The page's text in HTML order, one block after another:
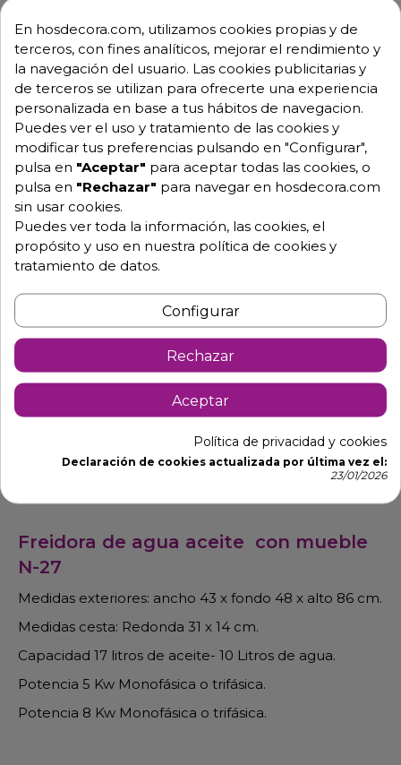
Envío GRATUITO a partir de 500 € (IVA excl.)
Equipo de expertos a tu servicio.
Garantía mínima de 1 año.
Pago 100% seguro.
Consulta tus dudas con nosotros.
976 25 59 91
info@hosdecora.com
Hablemos
Pide tu presupuesto
Freidora de agua aceite con mueble
N-27
Medidas exteriores: ancho 43 x fondo 48 x alto 86 cm.
Medidas cesta: Redonda 31 x 14 cm.
Capacidad 17 litros de aceite- 10 Litros de agua.
Potencia 5 Kw Monofásica o trifásica.
Potencia 8 Kw Monofásica o trifásica.
En hosdecora.com, utilizamos cookies propias y de
terceros, con fines analíticos, mejorar el rendimiento y
la navegación del usuario. Las cookies publicitarias y
de terceros se utilizan para ofrecerte una experiencia
personalizada en base a tus hábitos de navegacion.
Puedes ver el uso y tratamiento de las cookies y
modificar tus preferencias pulsando en "Configurar",
pulsa en "Aceptar" para aceptar todas las cookies, o
pulsa en "Rechazar" para navegar en hosdecora.com
sin usar cookies.
Puedes ver toda la información, las cookies, el
propósito y uso en nuestra política de cookies y
tratamiento de datos.
Configurar
Rechazar
Aceptar
Política de privacidad y cookies
Declaración de cookies actualizada por última vez el:
23/01/2026